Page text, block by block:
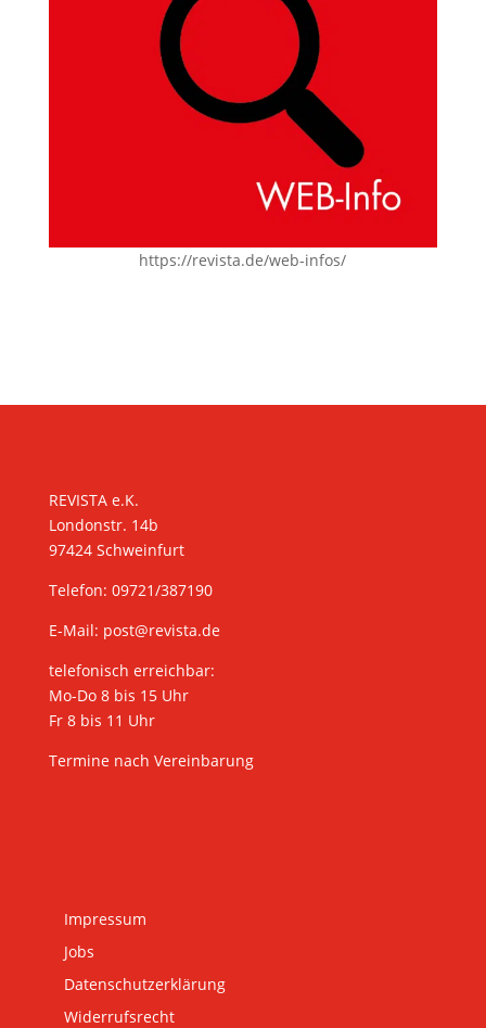
https://revista.de/web-infos/
REVISTA e.K.
Londonstr. 14b
97424 Schweinfurt
Telefon: 09721/387190
E-Mail: post@revista.de
telefonisch erreichbar:
Mo-Do 8 bis 15 Uhr
Fr 8 bis 11 Uhr
Termine nach Vereinbarung
Impressum
Jobs
Datenschutzerklärung
Widerrufsrecht